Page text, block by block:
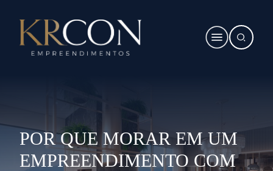
POR QUE MORAR EM UM
EMPREENDIMENTO COM